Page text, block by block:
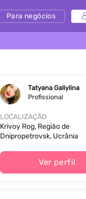
Para negócios
Tatyana Galiylina
Profissional
LOCALIZAÇÃO
Krivoy Rog, Região de
Dnipropetrovsk, Ucrânia
Ver perfil